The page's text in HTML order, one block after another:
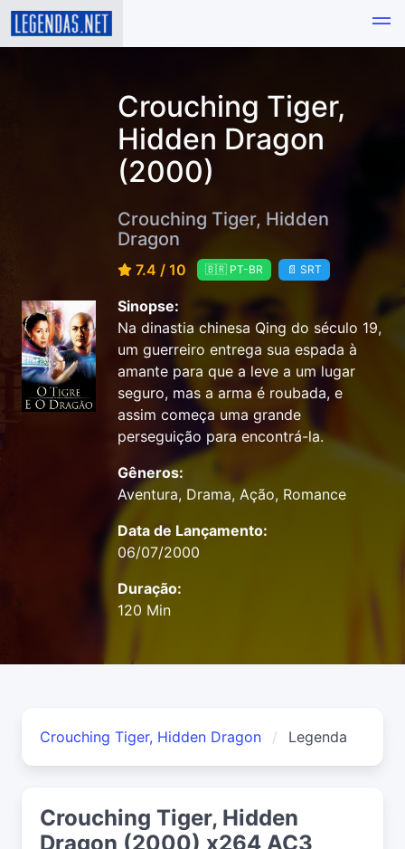
Crouching Tiger,
Hidden Dragon
(2000)
Crouching Tiger, Hidden
Dragon
7.4 / 10 🇧🇷 PT-BR 📄 SRT
Sinopse:
Na dinastia chinesa Qing do século 19,
um guerreiro entrega sua espada à
amante para que a leve a um lugar
seguro, mas a arma é roubada, e
assim começa uma grande
perseguição para encontrá-la.
Gêneros:
Aventura, Drama, Ação, Romance
Data de Lançamento:
06/07/2000
Duração:
120 Min
Crouching Tiger, Hidden Dragon Legenda
Crouching Tiger, Hidden
Dragon (2000) x264 AC3